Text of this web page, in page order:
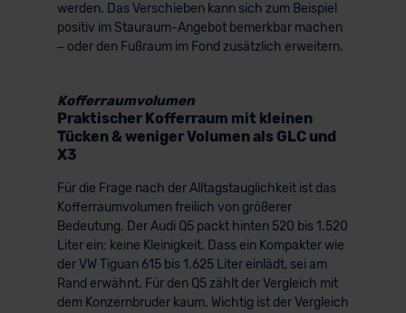
werden. Das Verschieben kann sich zum Beispiel
positiv im Stauraum-Angebot bemerkbar machen
– oder den Fußraum im Fond zusätzlich erweitern.
Kofferraumvolumen
Praktischer Kofferraum mit kleinen
Tücken & weniger Volumen als GLC und
X3
Für die Frage nach der Alltagstauglichkeit ist das
Kofferraumvolumen freilich von größerer
Bedeutung. Der Audi Q5 packt hinten 520 bis 1.520
Liter ein: keine Kleinigkeit. Dass ein Kompakter wie
der VW Tiguan 615 bis 1.625 Liter einlädt, sei am
Rand erwähnt. Für den Q5 zählt der Vergleich mit
dem Konzernbruder kaum. Wichtig ist der Vergleich